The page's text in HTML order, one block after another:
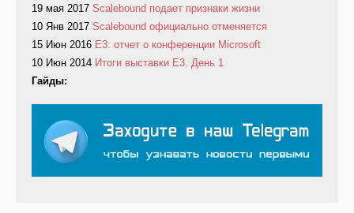
19 мая 2017 Scalebound подает признаки жизни
10 Янв 2017 Scalebound официально отменяется
15 Июн 2016 E3: отчет о конференции Microsoft
10 Июн 2014 Итоги выставки Е3. День 1
Гайды: